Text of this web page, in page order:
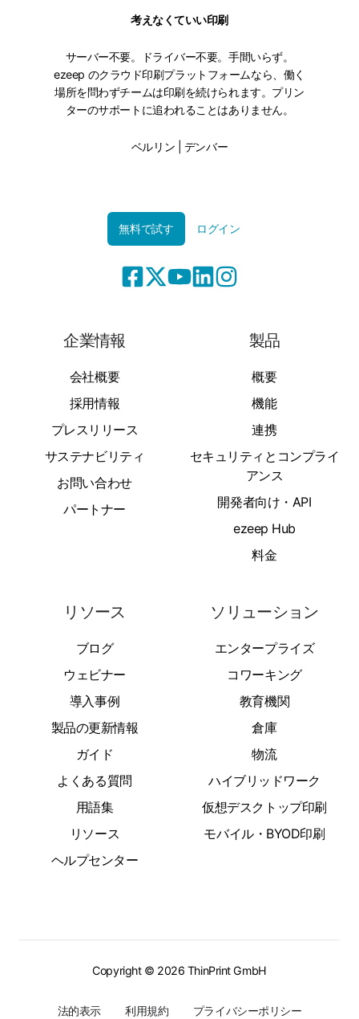
考えなくていい印刷
サーバー不要。ドライバー不要。手間いらず。
ezeep のクラウド印刷プラットフォームなら、働く
場所を問わずチームは印刷を続けられます。プリン
ターのサポートに追われることはありません。
ベルリン | デンバー
無料で試す ログイン
企業情報
会社概要
採用情報
プレスリリース
サステナビリティ
お問い合わせ
パートナー
製品
概要
機能
連携
セキュリティとコンプライ
アンス
開発者向け・API
ezeep Hub
料金
リソース
ブログ
ウェビナー
導入事例
製品の更新情報
ガイド
よくある質問
用語集
リソース
ヘルプセンター
ソリューション
エンタープライズ
コワーキング
教育機関
倉庫
物流
ハイブリッドワーク
仮想デスクトップ印刷
モバイル・BYOD印刷
Copyright © 2026 ThinPrint GmbH
法的表示 利用規約 プライバシーポリシー